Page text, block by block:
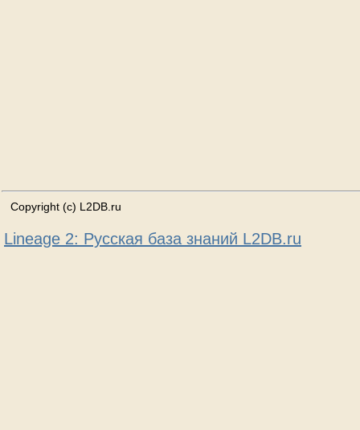
Copyright (c) L2DB.ru
Lineage 2: Русская база знаний L2DB.ru